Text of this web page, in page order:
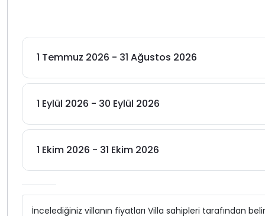
1 Temmuz 2026 - 31 Ağustos 2026
1 Eylül 2026 - 30 Eylül 2026
1 Ekim 2026 - 31 Ekim 2026
İncelediğiniz villanın fiyatları Villa sahipleri tarafından